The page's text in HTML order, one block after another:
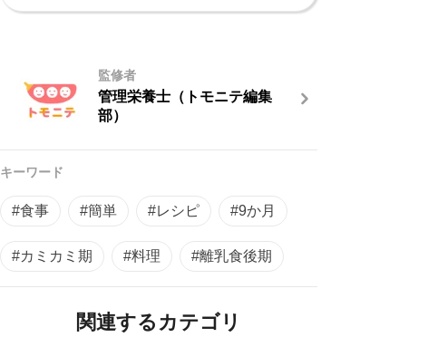
監修者
管理栄養士（トモニテ編集
部）
キーワード
#食事 #簡単 #レシピ #9か月
#カミカミ期 #料理 #離乳食後期
関連するカテゴリ